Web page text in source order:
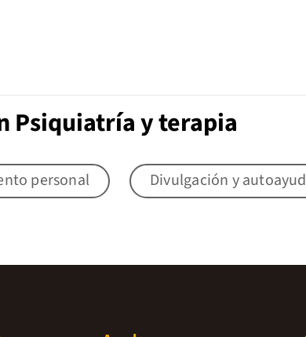
Psiquiatría y terapia
personal Divulgación y